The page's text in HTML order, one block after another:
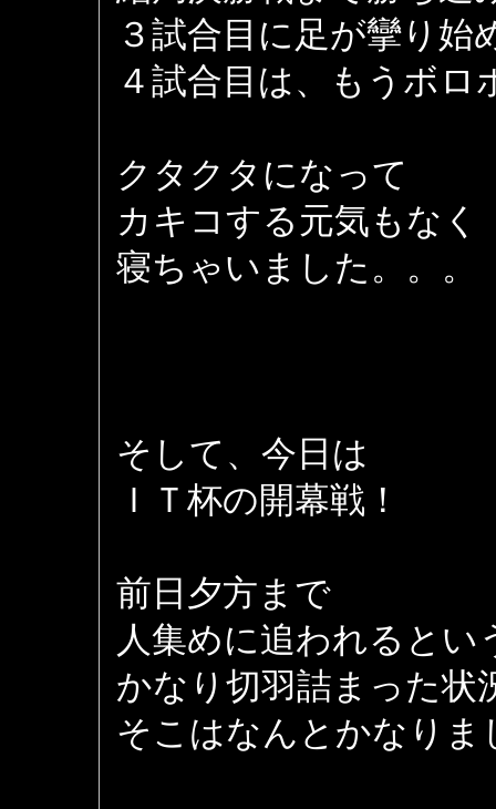
３試合目に足が攣り始
４試合目は、もうボロ
クタクタになって
カキコする元気もなく
寝ちゃいました。。。
そして、今日は
ＩＴ杯の開幕戦！
前日夕方まで
人集めに追われるとい
かなり切羽詰まった状
そこはなんとかなりま